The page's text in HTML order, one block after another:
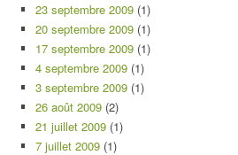
23 septembre 2009 (1)
20 septembre 2009 (1)
17 septembre 2009 (1)
4 septembre 2009 (1)
3 septembre 2009 (1)
26 août 2009 (2)
21 juillet 2009 (1)
7 juillet 2009 (1)